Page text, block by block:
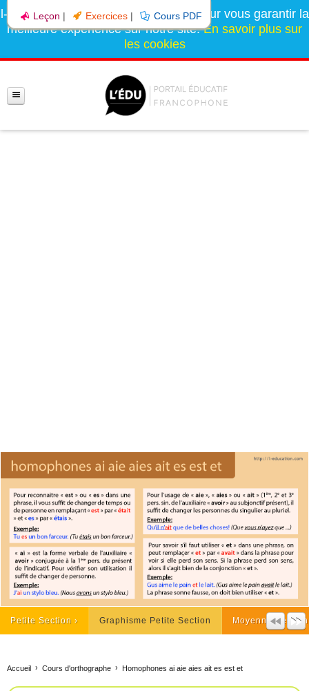
l-education.com utilise des cookies pour vous garantir la
meilleure expérience sur notre site.En savoir plus sur
les cookies
Petite Section Graphisme Petite Section Moyenne Section
Accueil Cours d'orthographe Homophones ai aie aies ait es est et
Leçon | Exercices | Cours PDF